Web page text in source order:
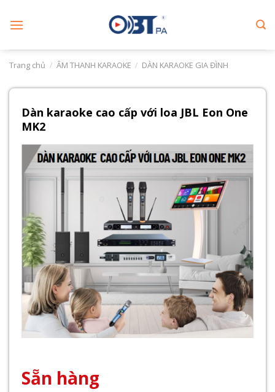
Trang chủ / ÂM THANH KARAOKE / DÀN KARAOKE GIA ĐÌNH
Dàn karaoke cao cấp với loa JBL Eon One
MK2
Sẵn hàng